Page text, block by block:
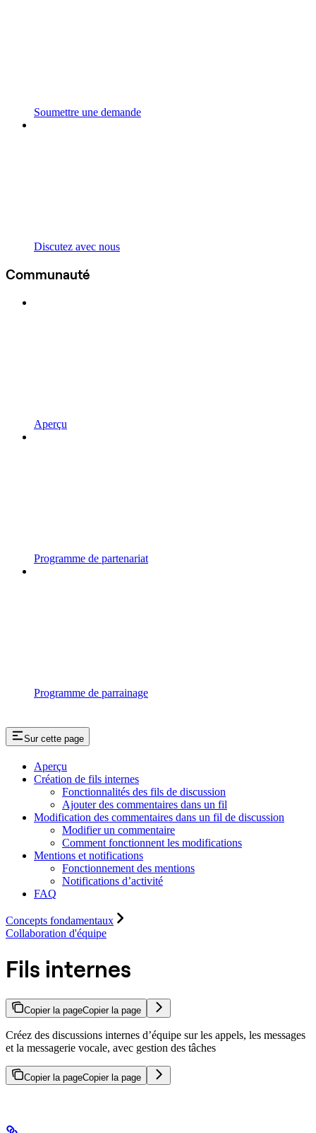
Soumettre une demande
Discutez avec nous
Communauté
Aperçu
Programme de partenariat
Programme de parrainage
Sur cette page
Aperçu
Création de fils internes
Fonctionnalités des fils de discussion
Ajouter des commentaires dans un fil
Modification des commentaires dans un fil de discussion
Modifier un commentaire
Comment fonctionnent les modifications
Mentions et notifications
Fonctionnement des mentions
Notifications d’activité
FAQ
Concepts fondamentaux
Collaboration d'équipe
Fils internes
Copier la pageCopier la page
Créez des discussions internes d’équipe sur les appels, les messages
et la messagerie vocale, avec gestion des tâches
Copier la pageCopier la page